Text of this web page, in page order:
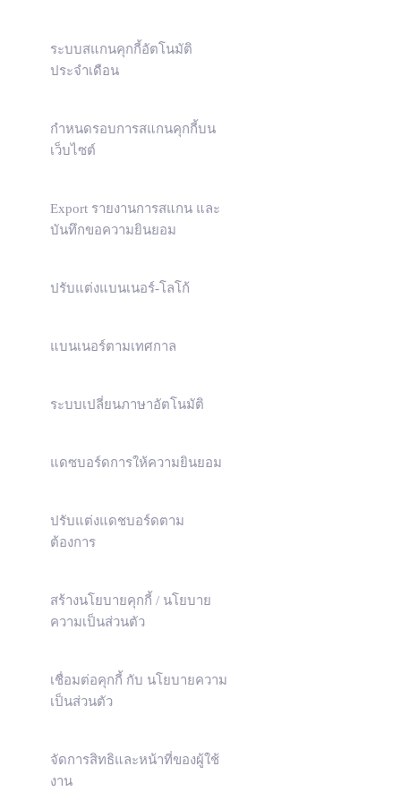
ระบบสแกนคุกกี้อัตโนมัติ
ประจำเดือน
กำหนดรอบการสแกนคุกกี้บน
เว็บไซต์
Export รายงานการสแกน และ
บันทึกขอความยินยอม
ปรับแต่งแบนเนอร์-โลโก้
แบนเนอร์ตามเทศกาล
ระบบเปลี่ยนภาษาอัตโนมัติ
แดซบอร์ดการให้ความยินยอม
ปรับแต่งแดชบอร์ดตาม
ต้องการ
สร้างนโยบายคุกกี้ / นโยบาย
ความเป็นส่วนตัว
เชื่อมต่อคุกกี้ กับ นโยบายความ
เป็นส่วนตัว
จัดการสิทธิและหน้าที่ของผู้ใช้
งาน